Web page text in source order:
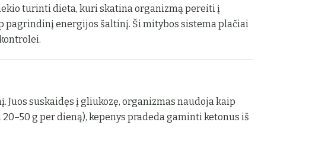
turinti dieta, kuri skatina organizmą pereiti į
pagrindinį energijos šaltinį. Ši mitybos sistema plačiai
suskaidęs į gliukozę, organizmas naudoja kaip
g per dieną), kepenys pradeda gaminti ketonus iš